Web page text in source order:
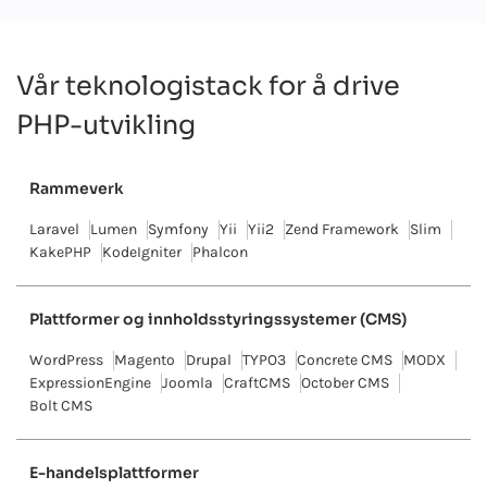
Vår teknologistack for å drive
PHP-utvikling
Rammeverk
Laravel Lumen Symfony Yii Yii2 Zend Framework
Slim
KakePHP
KodeIgniter Phalcon
Plattformer og innholdsstyringssystemer (CMS)
WordPress Magento Drupal TYPO3 Concrete CMS
MODX
ExpressionEngine Joomla CraftCMS October CMS
Bolt CMS
E-handelsplattformer